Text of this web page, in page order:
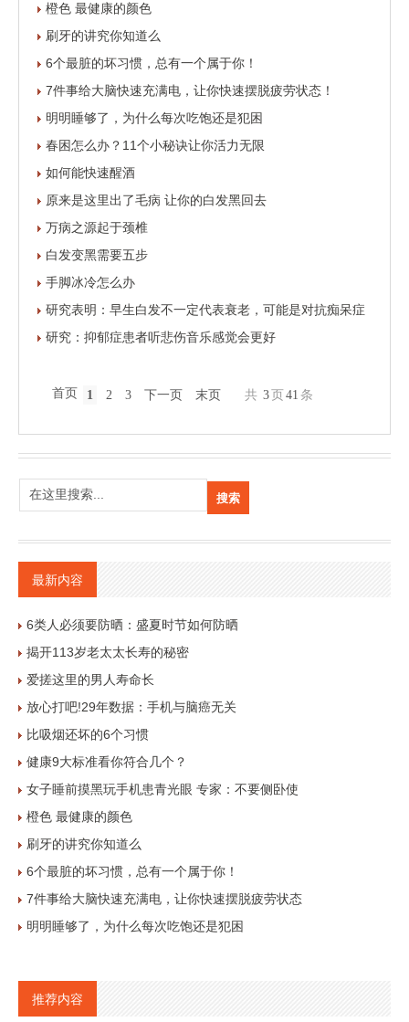
橙色 最健康的颜色
刷牙的讲究你知道么
6个最脏的坏习惯，总有一个属于你！
7件事给大脑快速充满电，让你快速摆脱疲劳状态！
明明睡够了，为什么每次吃饱还是犯困
春困怎么办？11个小秘诀让你活力无限
如何能快速醒酒
原来是这里出了毛病 让你的白发黑回去
万病之源起于颈椎
白发变黑需要五步
手脚冰冷怎么办
研究表明：早生白发不一定代表衰老，可能是对抗痴呆症
研究：抑郁症患者听悲伤音乐感觉会更好
首页 1 2 3 下一页 末页 共 3 页 41 条
最新内容
6类人必须要防晒：盛夏时节如何防晒
揭开113岁老太太长寿的秘密
爱搓这里的男人寿命长
放心打吧!29年数据：手机与脑癌无关
比吸烟还坏的6个习惯
健康9大标准看你符合几个？
女子睡前摸黑玩手机患青光眼 专家：不要侧卧使
橙色 最健康的颜色
刷牙的讲究你知道么
6个最脏的坏习惯，总有一个属于你！
7件事给大脑快速充满电，让你快速摆脱疲劳状态
明明睡够了，为什么每次吃饱还是犯困
推荐内容